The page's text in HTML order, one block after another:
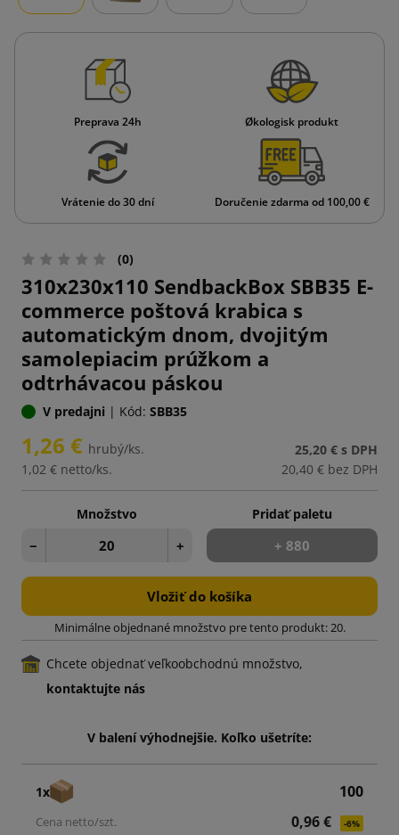
Preprava 24h Økologisk produkt
Vrátenie do 30 dní Doručenie zdarma od 100,00 €
(0)
310x230x110 SendbackBox SBB35 E-
commerce poštová krabica s
automatickým dnom, dvojitým
samolepiacim prúžkom a
odtrhávacou páskou
V predajni | Kód: SBB35
1,26 € hrubý/ks.
1,02 € netto/ks.
25,20 € s DPH
20,40 € bez DPH
Množstvo
− +
Pridať paletu
+ 880
Vložiť do košíka
Minimálne objednané množstvo pre tento produkt: 20.
Chcete objednať veľkoobchodnú množstvo,
kontaktujte nás
V balení výhodnejšie. Koľko ušetríte:
1x
100
0,96 €
-6%